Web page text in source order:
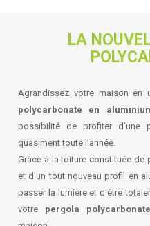
LA
Agrandissez votre maison en
polycarbonate en
possibilité de profiter d’une
quasiment toute l’année.
Grâce à la toiture constituée de
et d'un tout nouveau profil en
passer la lumière et d'être
votre pergola polycarbonate